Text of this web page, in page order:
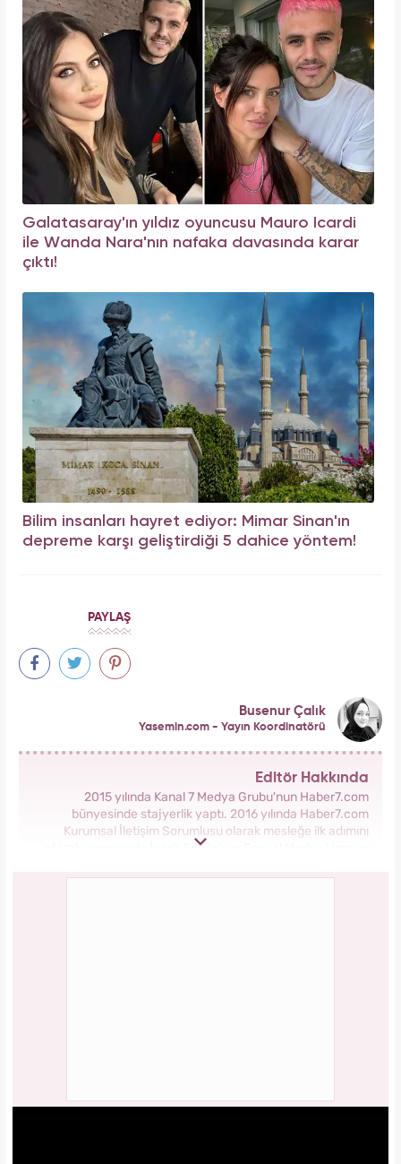
Galatasaray'ın yıldız oyuncusu Mauro Icardi
ile Wanda Nara'nın nafaka davasında karar
çıktı!
Bilim insanları hayret ediyor: Mimar Sinan'ın
depreme karşı geliştirdiği 5 dahice yöntem!
PAYLAŞ
Busenur Çalık
Yasemin.com - Yayın Koordinatörü
Editör Hakkında
2015 yılında Kanal 7 Medya Grubu'nun Haber7.com
bünyesinde stajyerlik yaptı. 2016 yılında Haber7.com
Kurumsal İletişim Sorumlusu olarak mesleğe ilk adımını
atarak sonrasında İçerik Editörü ve Sosyal Medya Uzmanı
Kadın Sitesinde önce Haber Editörü sonrasında Haber Şefi